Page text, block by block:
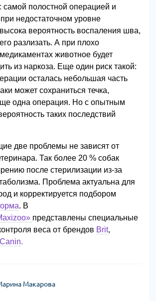
самой полостной операцией и
недостаточном уровне
вероятность воспаления шва,
разлизать. А при плохо
животное будет
из наркоза. Еще один риск такой:
осталась небольшая часть
может сохраниться течка,
одна операция. Но с опытным
таких последствий
две проблемы не зависят от
Так более 20 % собак
после стерилизации из-за
Проблема актуальна для
и корректируется подбором
. В
представлены специальные
веса от брендов Brit,
.
Макарова